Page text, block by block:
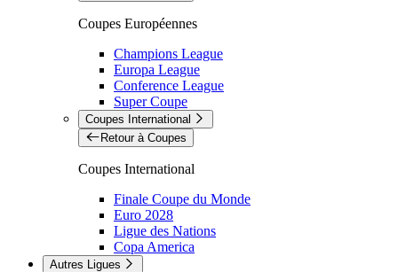
Coupes Européennes
Champions League
Europa League
Conference League
Super Coupe
Coupes International
Retour à Coupes
Coupes International
Finale Coupe du Monde
Euro 2028
Ligue des Nations
Copa America
Autres Ligues